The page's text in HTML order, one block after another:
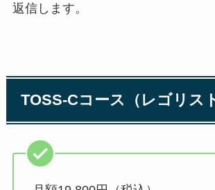
返信します。
TOSS-Cコース（レゴリス